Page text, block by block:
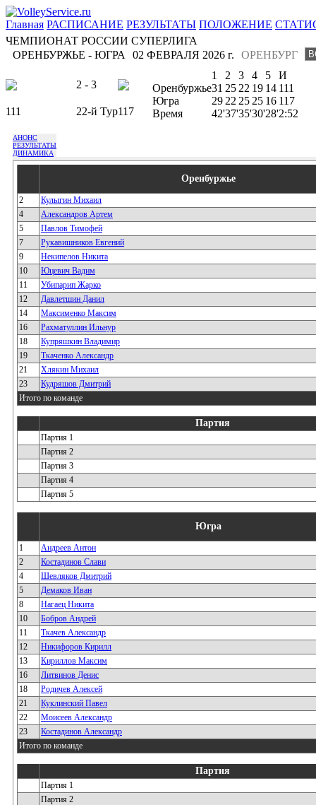
Главная РАСПИСАНИЕ РЕЗУЛЬТАТЫ ПОЛОЖЕНИЕ
ЧЕМПИОНАТ РОССИИ СУПЕРЛИГА
ОРЕНБУРЖЬЕ - ЮГРА
ОРЕНБУРГ
02 ФЕВРАЛЯ 2026 г.
2 - 3
111 22-й Тур117
1 2 3 4 5
И
Оренбуржье31 25 22 19 14 111
Югра
29 22 25 25 16 117
Время
42'37'35'30'28'2:52
АНОНС
РЕЗУЛЬТАТЫ
ДИНАМИКА
Оренбуржье
2
Кулыгин Михаил
4
Александров Артем
5
Павлов Тимофей
7
Рукавишников Евгений
9
Некипелов Никита
10
Юцевич Вадим
11
Убипарип Жарко
12
Давлетшин Данил
14
Максименко Максим
16
Рахматуллин Ильнур
18
Купряшкин Владимир
19
Ткаченко Александр
21
Хлякин Михаил
23
Кудряшов Дмитрий
Итого по команде
Партия
Партия 1
Партия 2
Партия 3
Партия 4
Партия 5
Югра
1
Андреев Антон
2
Костадинов Слави
4
Шевляков Дмитрий
5
Демаков Иван
8
Нагаец Никита
10
Бобров Андрей
11
Ткачев Александр
12
Никифоров Кирилл
13
Кириллов Максим
16
Литвинов Денис
18
Родичев Алексей
21
Куклинский Павел
22
Моисеев Александр
23
Костадинов Александр
Итого по команде
Партия
Партия 1
Партия 2